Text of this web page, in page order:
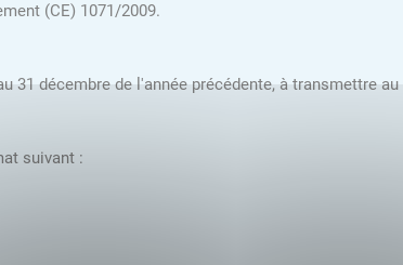
(CE) 1071/2009.
décembre de l'année précédente, à transmettre
suivant :